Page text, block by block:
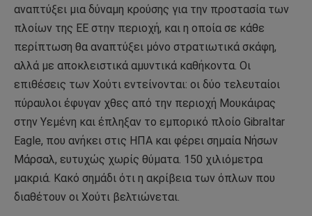
αναπτύξει μια δύναμη κρούσης για την προστασία των
πλοίων της ΕΕ στην περιοχή, και η οποία σε κάθε
περίπτωση θα αναπτύξει μόνο στρατιωτικά σκάφη,
αλλά με αποκλειστικά αμυντικά καθήκοντα. Οι
επιθέσεις των Χούτι εντείνονται: οι δύο τελευταίοι
πύραυλοι έφυγαν χθες από την περιοχή Μουκάιρας
στην Υεμένη και έπληξαν το εμπορικό πλοίο Gibraltar
Eagle, που ανήκει στις ΗΠΑ και φέρει σημαία Νήσων
Μάρσαλ, ευτυχώς χωρίς θύματα. 150 χιλιόμετρα
μακριά. Κακό σημάδι ότι η ακρίβεια των όπλων που
διαθέτουν οι Χούτι βελτιώνεται.